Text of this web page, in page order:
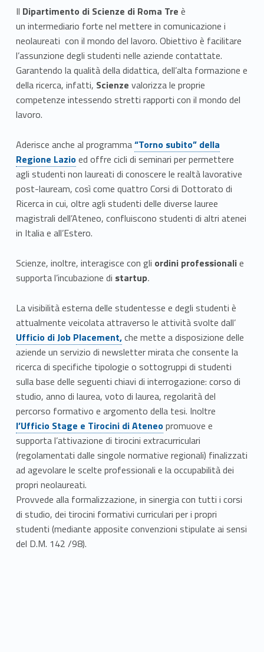
R
a
p
p
o
r
t
i
c
o
n
i
l
m
o
n
d
o
d
e
l
l
a
Il Dipartimento di Scienze di Roma Tre è
un intermediario forte nel mettere in comunicazione i
neolaureati con il mondo del lavoro. Obiettivo è facilitare
l’assunzione degli studenti nelle aziende contattate.
Garantendo la qualità della didattica, dell’alta formazione e
della ricerca, infatti, Scienze valorizza le proprie
competenze intessendo stretti rapporti con il mondo del
lavoro.
Aderisce anche al programma Link identifier #identifier__5653-1
“Torno subito” della
Regione Lazioed offre cicli di seminari per permettere
agli studenti non laureati di conoscere le realtà lavorative
post-lauream, così come quattro Corsi di Dottorato di
Ricerca in cui, oltre agli studenti delle diverse lauree
magistrali dell’Ateneo, confluiscono studenti di altri atenei
in Italia e all’Estero.
Scienze, inoltre, interagisce con gli ordini professionalie
supporta l’incubazione di startup.
La visibilità esterna delle studentesse e degli studenti è
attualmente veicolata attraverso le attività svolte dall’Link identifier #identifier__115619-2
Ufficio di Job Placement,che mette a disposizione delle
aziende un servizio di newsletter mirata che consente la
ricerca di specifiche tipologie o sottogruppi di studenti
sulla base delle seguenti chiavi di interrogazione: corso di
studio, anno di laurea, voto di laurea, regolarità del
percorso formativo e argomento della tesi. Inoltre
l’Ufficio Stage e Tirocini di Ateneopromuove e
supporta l’attivazione di tirocini extracurriculari
(regolamentati dalle singole normative regionali) finalizzati
ad agevolare le scelte professionali e la occupabilità dei
propri neolaureati.
Provvede alla formalizzazione, in sinergia con tutti i corsi
di studio, dei tirocini formativi curriculari per i propri
studenti (mediante apposite convenzioni stipulate ai sensi
del D.M. 142 /98).